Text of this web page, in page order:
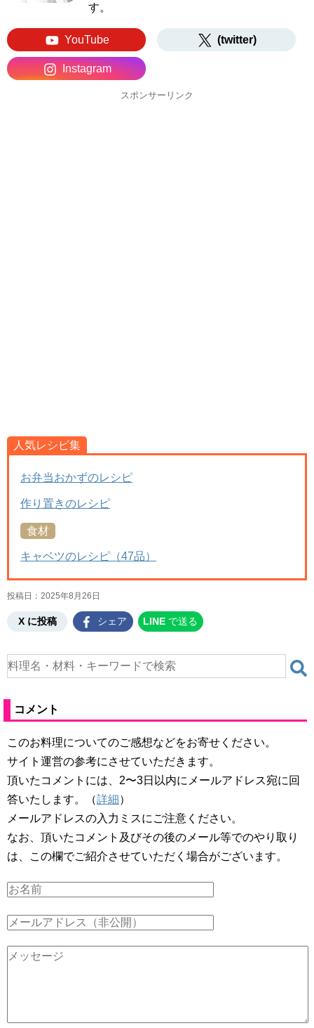
す。
YouTube (twitter)
Instagram
スポンサーリンク
人気レシピ集
お弁当おかずのレシピ
作り置きのレシピ
食材
キャベツのレシピ（47品）
投稿日： 2025年8月26日
X に投稿 シェア LINE で送る
コメント
このお料理についてのご感想などをお寄せください。
サイト運営の参考にさせていただきます。
頂いたコメントには、2〜3日以内にメールアドレス宛に回
答いたします。（詳細 ）
メールアドレスの入力ミスにご注意ください。
なお、頂いたコメント及びその後のメール等でのやり取り
は、この欄でご紹介させていただく場合がございます。